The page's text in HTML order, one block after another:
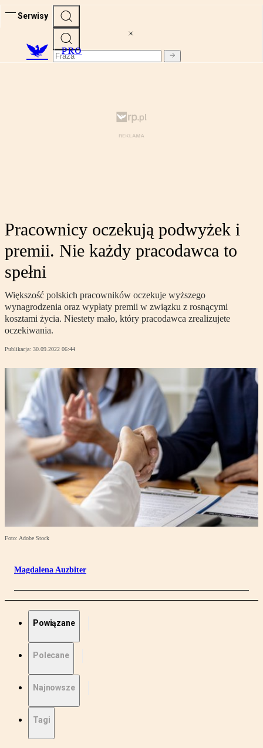
Serwisy
PRO
Pracownicy oczekują podwyżek i
premii. Nie każdy pracodawca to
spełni
Większość polskich pracowników oczekuje wyższego
wynagrodzenia oraz wypłaty premii w związku z rosnącymi
kosztami życia. Niestety mało, który pracodawca zrealizujete
oczekiwania.
Publikacja: 30.09.2022 06:44
Foto: Adobe Stock
Magdalena Auzbiter
Powiązane
Polecane
Najnowsze
Tagi